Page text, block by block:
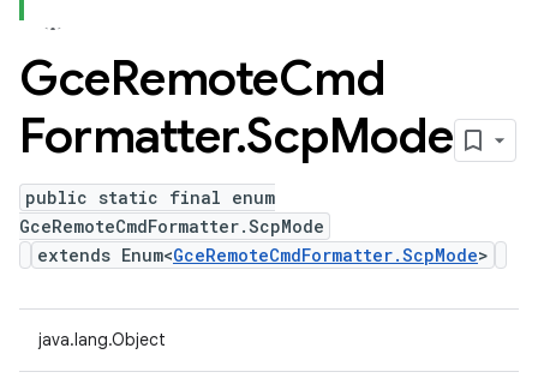
GceRemoteCmd
Formatter.ScpMode
public static final enum
GceRemoteCmdFormatter.ScpMode
extends Enum<GceRemoteCmdFormatter.ScpMode>
java.lang.Object